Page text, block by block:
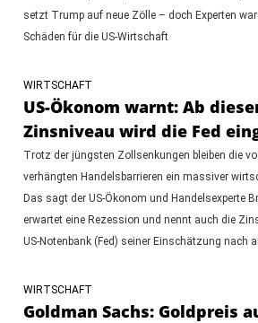
setzt Trump auf neue Zölle – doch Experten
Schäden für die US-Wirtschaft
WIRTSCHAFT
US-Ökonom warnt: Ab
Zinsniveau wird die Fed
Trotz der jüngsten Zollsenkungen bleiben die
verhängten Handelsbarrieren ein massiver
Das sagt der US-Ökonom und Handelsexperte
erwartet eine Rezession und nennt auch die
US-Notenbank (Fed) seiner Einschätzung nach
WIRTSCHAFT
Goldman Sachs: Goldpreis